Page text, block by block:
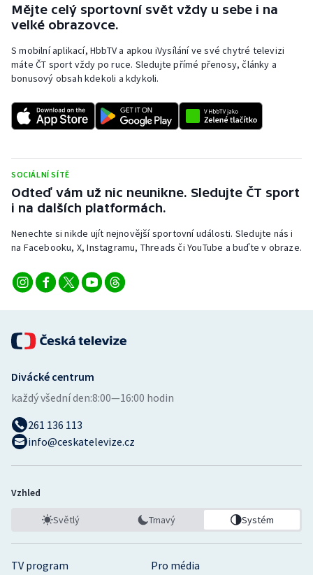
Veslování
Vodní slalom
Ostatní
Mějte celý sportovní svět vždy u sebe i na
velké obrazovce.
S mobilní aplikací, HbbTV a apkou iVysílání ve své chytré televizi
máte ČT sport vždy po ruce. Sledujte přímé přenosy, články a
bonusový obsah kdekoli a kdykoli.
SOCIÁLNÍ SÍTĚ
Odteď vám už nic neunikne. Sledujte ČT sport
i na dalších platformách.
Nenechte si nikde ujít nejnovější sportovní události. Sledujte nás i
na Facebooku, X, Instagramu, Threads či YouTube a buďte v obraze.
TV program
Pro média
Divácké centrum
každý všední den:8:00—16:00 hodin
261 136 113
info@ceskatelevize.cz
Vzhled
Světlý Tmavý Systém